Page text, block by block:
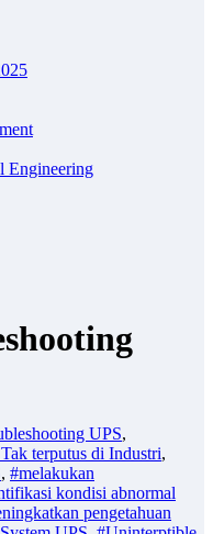
Engineering
UPS,
terputus di Industri,
, #melakukan
kondisi abnormal
pengetahuan